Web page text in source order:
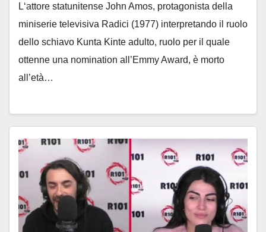
L‘attore statunitense John Amos, protagonista della
miniserie televisiva Radici (1977) interpretando il ruolo
dello schiavo Kunta Kinte adulto, ruolo per il quale
ottenne una nomination all’Emmy Award, è morto
all’età…